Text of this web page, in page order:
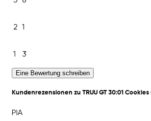
2 1
1 3
Eine Bewertung schreiben
Kundenrezensionen zu TRUU GT 30:01 Cookies
PIA